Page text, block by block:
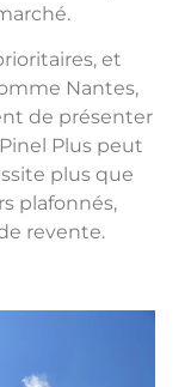
et
Nantes,
de présenter
Plus peut
plus que
plafonnés,
revente.